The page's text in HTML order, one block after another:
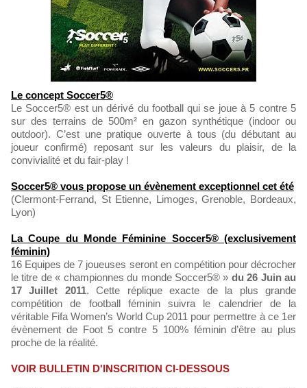
Le concept Soccer5®
Le Soccer5® est un dérivé du football qui se joue à 5 contre 5
sur des terrains de 500m² en gazon synthétique (indoor ou
outdoor). C’est une pratique ouverte à tous (du débutant au
joueur confirmé) reposant sur les valeurs du plaisir, de la
convivialité et du fair-play !
Soccer5® vous propose un évènement exceptionnel cet été
(Clermont-Ferrand, St Etienne, Limoges, Grenoble, Bordeaux,
Lyon)
La Coupe du Monde Féminine Soccer5® (exclusivement
féminin)
16 Equipes de 7 joueuses seront en compétition pour décrocher
le titre de « championnes du monde Soccer5® » du 26 Juin au
17 Juillet 2011. Cette réplique exacte de la plus grande
compétition de football féminin suivra le calendrier de la
véritable Fifa Women’s World Cup 2011 pour permettre à ce 1er
évènement de Foot 5 contre 5 100% féminin d’être au plus
proche de la réalité.
VOIR BULLETIN D'INSCRITION CI-DESSOUS